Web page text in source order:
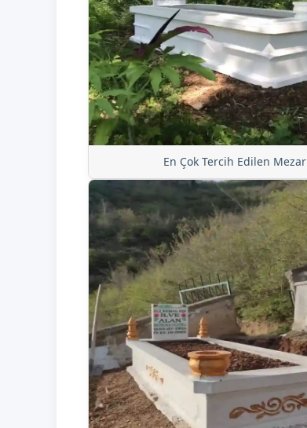
En Çok Tercih Edilen Mezar